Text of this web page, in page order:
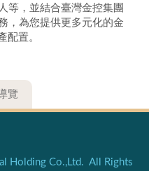
等，並結合臺灣金控集團
，為您提供更多元化的金
配置。​​​​
覽
Holding Co.,Ltd. All Rights